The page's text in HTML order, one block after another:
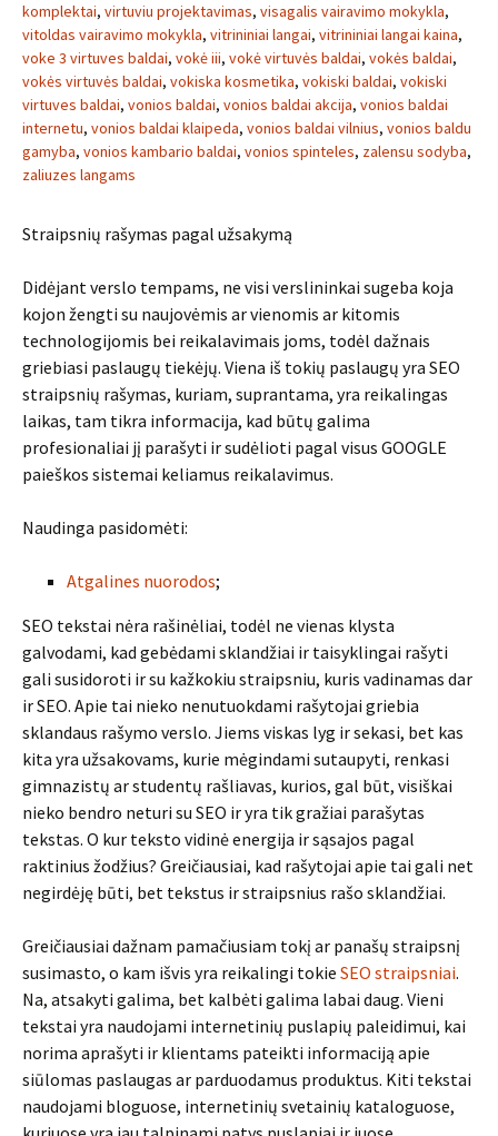
komplektai, virtuviu projektavimas, visagalis vairavimo mokykla,
vitoldas vairavimo mokykla, vitrininiai langai, vitrininiai langai kaina,
voke 3 virtuves baldai, vokė iii, vokė virtuvės baldai, vokės baldai,
vokės virtuvės baldai, vokiska kosmetika, vokiski baldai, vokiski
virtuves baldai, vonios baldai, vonios baldai akcija, vonios baldai
internetu, vonios baldai klaipeda, vonios baldai vilnius, vonios baldu
gamyba, vonios kambario baldai, vonios spinteles, zalensu sodyba,
zaliuzes langams
Straipsnių rašymas pagal užsakymą
Didėjant verslo tempams, ne visi verslininkai sugeba koja
kojon žengti su naujovėmis ar vienomis ar kitomis
technologijomis bei reikalavimais joms, todėl dažnais
griebiasi paslaugų tiekėjų. Viena iš tokių paslaugų yra SEO
straipsnių rašymas, kuriam, suprantama, yra reikalingas
laikas, tam tikra informacija, kad būtų galima
profesionaliai jį parašyti ir sudėlioti pagal visus GOOGLE
paieškos sistemai keliamus reikalavimus.
Naudinga pasidomėti:
Atgalines nuorodos;
SEO tekstai nėra rašinėliai, todėl ne vienas klysta
galvodami, kad gebėdami sklandžiai ir taisyklingai rašyti
gali susidoroti ir su kažkokiu straipsniu, kuris vadinamas dar
ir SEO. Apie tai nieko nenutuokdami rašytojai griebia
sklandaus rašymo verslo. Jiems viskas lyg ir sekasi, bet kas
kita yra užsakovams, kurie mėgindami sutaupyti, renkasi
gimnazistų ar studentų rašliavas, kurios, gal būt, visiškai
nieko bendro neturi su SEO ir yra tik gražiai parašytas
tekstas. O kur teksto vidinė energija ir sąsajos pagal
raktinius žodžius? Greičiausiai, kad rašytojai apie tai gali net
negirdėję būti, bet tekstus ir straipsnius rašo sklandžiai.
Greičiausiai dažnam pamačiusiam tokį ar panašų straipsnį
susimasto, o kam išvis yra reikalingi tokie SEO straipsniai.
Na, atsakyti galima, bet kalbėti galima labai daug. Vieni
tekstai yra naudojami internetinių puslapių paleidimui, kai
norima aprašyti ir klientams pateikti informaciją apie
siūlomas paslaugas ar parduodamus produktus. Kiti tekstai
naudojami bloguose, internetinių svetainių kataloguose,